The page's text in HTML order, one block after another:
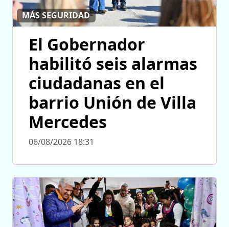
MÁS SEGURIDAD
El Gobernador
habilitó seis alarmas
ciudadanas en el
barrio Unión de Villa
Mercedes
06/08/2026 18:31